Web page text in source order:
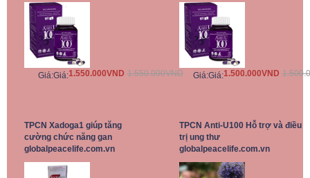
Giá:Giá:1.550.000VND 1.550.000VND Giá:Giá:1.500.000VND
TPCN Xadoga1 giúp tăng
cường chức năng gan
globalpeacelife.com.vn
TPCN Anti-U100 Hỗ trợ và điều
trị ung thư
globalpeacelife.com.vn